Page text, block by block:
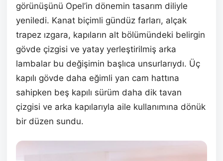
görünüşünü Opel’in dönemin tasarım diliyle
yeniledi. Kanat biçimli gündüz farları, alçak
trapez ızgara, kapıların alt bölümündeki belirgin
gövde çizgisi ve yatay yerleştirilmiş arka
lambalar bu değişimin başlıca unsurlarıydı. Üç
kapılı gövde daha eğimli yan cam hattına
sahipken beş kapılı sürüm daha dik tavan
çizgisi ve arka kapılarıyla aile kullanımına dönük
bir düzen sundu.